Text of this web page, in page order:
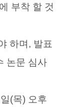
부착 할 것
하며, 발표
논문 심사
(목) 오후